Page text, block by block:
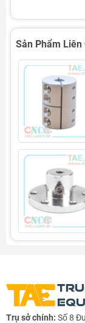
Sản Phẩm Liên
Trụ sở chính: Số 8